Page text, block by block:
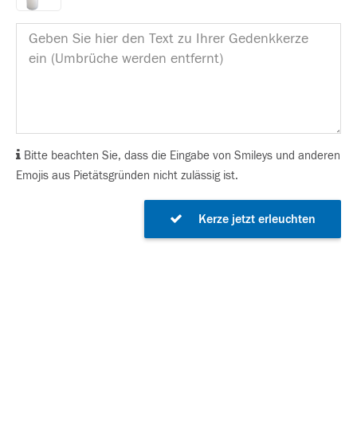
Bitte beachten Sie, dass die Eingabe von Smileys und anderen
Emojis aus Pietätsgründen nicht zulässig ist.
Kerze jetzt erleuchten